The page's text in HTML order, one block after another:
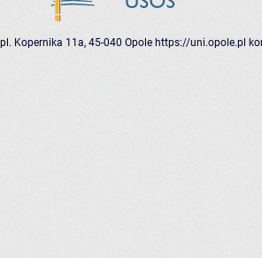
pl. Kopernika 11a, 45-040 Opole https://uni.opole.pl